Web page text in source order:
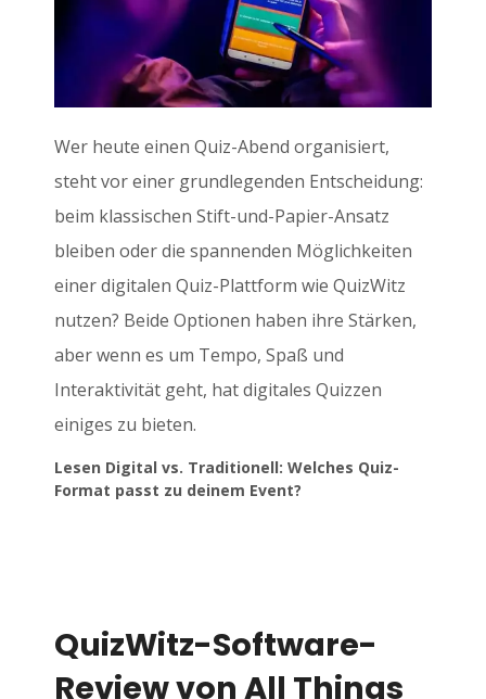
Wer heute einen Quiz-Abend organisiert,
steht vor einer grundlegenden Entscheidung:
beim klassischen Stift-und-Papier-Ansatz
bleiben oder die spannenden Möglichkeiten
einer digitalen Quiz-Plattform wie QuizWitz
nutzen? Beide Optionen haben ihre Stärken,
aber wenn es um Tempo, Spaß und
Interaktivität geht, hat digitales Quizzen
einiges zu bieten.
Lesen Digital vs. Traditionell: Welches Quiz-
Format passt zu deinem Event?
QuizWitz-Software-
Review von All Things